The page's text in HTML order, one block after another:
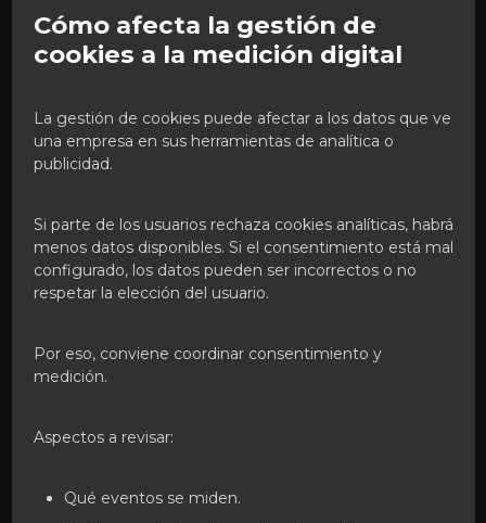
Cómo afecta la gestión de
cookies a la medición digital
La gestión de cookies puede afectar a los datos que ve
una empresa en sus herramientas de analítica o
publicidad.
Si parte de los usuarios rechaza cookies analíticas, habrá
menos datos disponibles. Si el consentimiento está mal
configurado, los datos pueden ser incorrectos o no
respetar la elección del usuario.
Por eso, conviene coordinar consentimiento y
medición.
Aspectos a revisar:
Qué eventos se miden.